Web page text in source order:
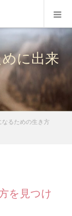
に出来
なるための生き方
を見つけ